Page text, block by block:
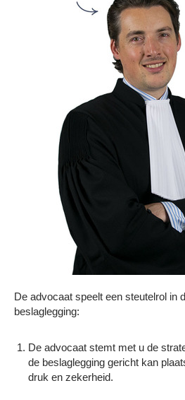
De advocaat speelt een steutelrol in
beslaglegging:
De advocaat stemt met u de
de beslaglegging gericht kan
druk en zekerheid.